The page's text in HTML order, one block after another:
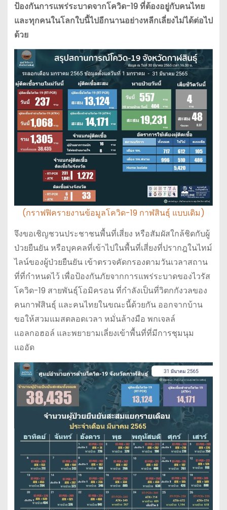
ป้องกันการแพร่ระบาดจากโควิด-19 ที่ต้องอยู่กับคนไทย
และทุกคนในโลกใบนี้ไปอีกนานอย่างหลีกเลี่ยงไม่ได้ต่อไป
ด้วย
(กราฟฟิครายงานข้อมูลโควิด-19 กาฬสินธุ์ แบบเดิม)
จึงขอเชิญชวนประชาชนพื้นที่เสี่ยง หรือสัมผัสใกล้ชิดกับผู้
ป่วยยืนยัน หรือบุคคลที่เข้าไปในพื้นที่เสี่ยงที่ปรากฎในไทม์
ไลน์ของผู้ป่วยยืนยัน เข้าตรวจคัดกรองตามวันเวลาสถาน
ที่ที่กำหนดไว้ เพื่อป้องกันภัยจากการแพร่ระบาดของไวรัส
โควิด-19 สายพันธุ์โอมิครอน ที่กำลังเป็นที่วิตกกังวลของ
คนกาฬสินธุ์ และคนไทยในขณะนี้ด้วยกัน ออกจากบ้าน
ขอให้สวมแมสตลอดเวลา หมั่นล้างมือ พกเจลล์
แอลกอฮอล์ และพยายามเลี่ยงเข้าพื้นที่ที่มีการชุมนุม
แออัด